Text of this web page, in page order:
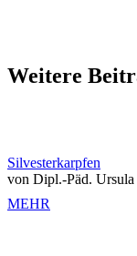
Weitere
Silvesterkarpfen
von Dipl.-Päd.
MEHR